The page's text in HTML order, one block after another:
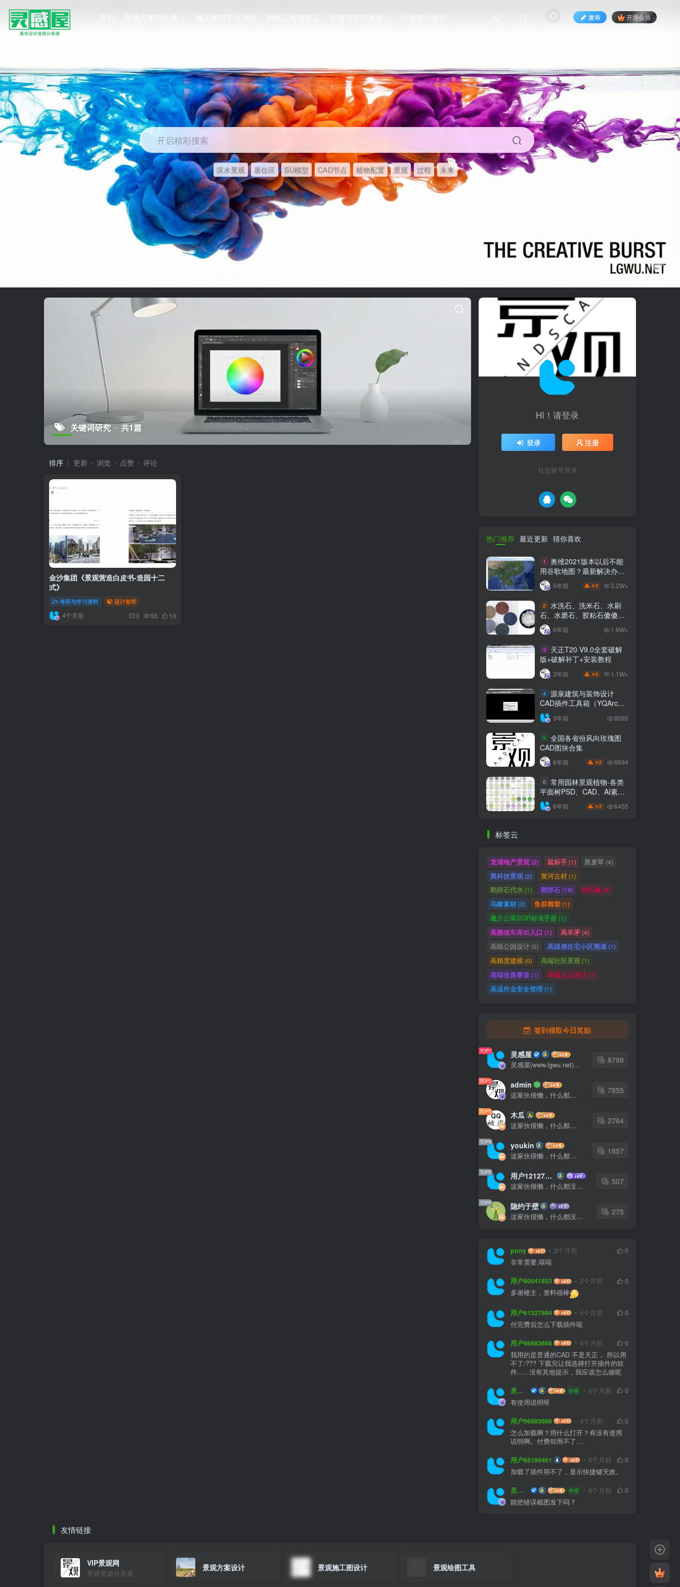
首页 景观方案与灵感 施工图与节点详图 园林工程与施工 软件与学习资源 行业前沿资讯 发布 开通会员
开启精彩搜索
滨水景观 居住区 SU模型 CAD节点 植物配置 景观 过程 未来
关键词研究 共1篇
排序 更新 浏览 点赞 评论
金沙集团《景观营造白皮书-造园十二
式》
考研与学习资料 设计智库
4个月前 0 55 10
HI！请登录
登录 注册
社交账号登录
热门推荐 最近更新 猜你喜欢
1
奥维2021版本以后不能
用谷歌地图？最新解决办法
苹果安卓电脑
5年前 ￥3 3.2W+
2 水洗石、洗米石、水刷
石、水磨石、胶粘石傻傻分
不清楚
6年前 1.6W+
3
天正T20 V9.0全套破解
版+破解补丁+安装教程
3年前 ￥5 1.1W+
4 源泉建筑与装饰设计
CAD插件工具箱（YQArch
6.7.4）
3年前 8095
5 全国各省份风向玫瑰图
CAD图块合集
6年前 ￥2 6694
6 常用园林景观植物-各类
平面树PSD、CAD、AI素材
线稿
6年前 ￥2 6455
标签云
龙湖地产景观 (2) 鼠标手(1) 黑麦草(4)
黑科技景观 (2) 黄河古村(1)
鹅卵石代水 (1) 鹅卵石(19) 鸡爪槭(9)
鸟瞰素材(2) 鱼群雕塑 (1)
魔方公寓SOP标准手册(1)
高颜值车库出入口 (1) 高羊茅(4)
高线公园设计 (0) 高级感住宅小区围墙(1)
高精度建模(0) 高端社区景观 (1)
高端改善赛道 (1) 高端入口设计(1)
高温作业安全管理 (1)
签到领取今日奖励
TOP1 灵感屋
灵感屋(www.lgwu.net)尽可能为每一位设计师提供更全面、更精致、更具有创意感的设计素材。努力成为景观设计师展示实力和互相学习的优质网络资源发布平台。
8799
TOP2 admin
这家伙很懒，什么都没有写...
7855
TOP3 木瓜
这家伙很懒，什么都没有写...
2764
TOP4 youkin
这家伙很懒，什么都没有写...
1857
TOP5 用户12127023
这家伙很懒，什么都没有写...
507
TOP6 隐约于壁
这家伙很懒，什么都没有写...
275
pony 2个月前
0
非常需要,嘻嘻
用户60041853 2个月前
0
多谢楼主，资料很棒
用户61327894 4个月前
0
付完费后怎么下载插件呢
用户96983666 4个月前
0
我用的是普通的CAD 不是天正， 所以用
不了/??? 下载完让我选择打开插件的软
件..... 没有其他提示，我应该怎么做呢
灵感屋 作者 4个月前
0
有使用说明呀
用户96983666 4个月前
0
怎么加载啊？用什么打开？有没有使用
说明啊。付费却用不了....
用户65199461 5个月前
0
加载了插件用不了，显示快捷键无效。
灵感屋 作者 8个月前
0
能把错误截图发下吗？
友情链接
VIP景观网
景观资源分享源
景观方案设计 景观施工图设计 景观绘图工具